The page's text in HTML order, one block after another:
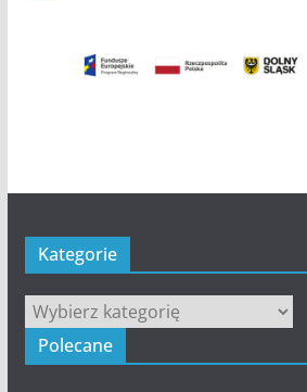
Kategorie
Kategorie
Polecane